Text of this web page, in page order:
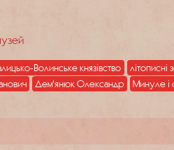
Волинське князівство літописні
Дем'янюк Олександр Минуле і